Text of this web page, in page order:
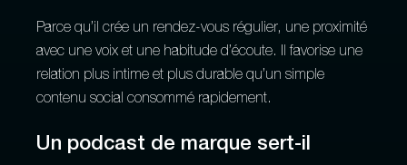
Parce qu’il crée un rendez-vous régulier, une proximité
avec une voix et une habitude d’écoute. Il favorise une
relation plus intime et plus durable qu’un simple
contenu social consommé rapidement.
Un podcast de marque sert-il